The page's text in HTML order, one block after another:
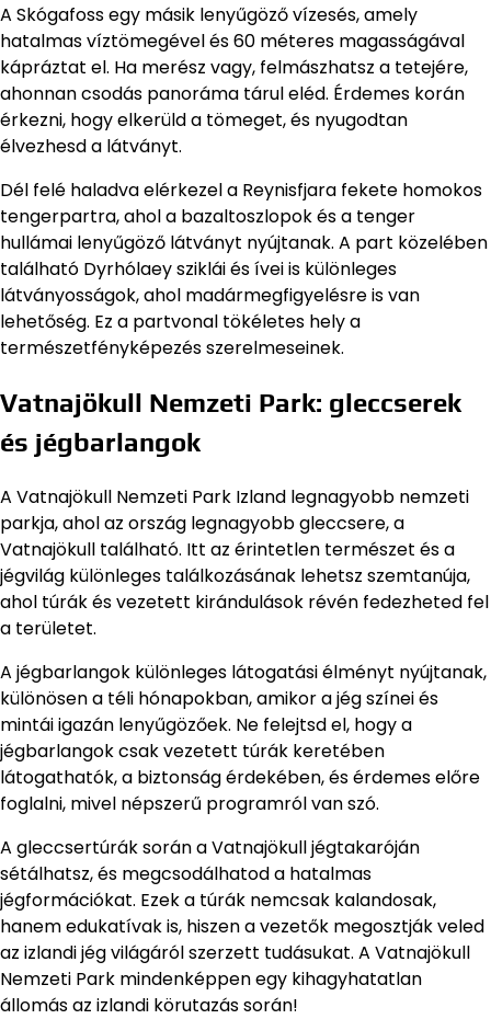
A Skógafoss egy másik lenyűgöző vízesés, amely
hatalmas víztömegével és 60 méteres magasságával
kápráztat el. Ha merész vagy, felmászhatsz a tetejére,
ahonnan csodás panoráma tárul eléd. Érdemes korán
érkezni, hogy elkerüld a tömeget, és nyugodtan
élvezhesd a látványt.
Dél felé haladva elérkezel a Reynisfjara fekete homokos
tengerpartra, ahol a bazaltoszlopok és a tenger
hullámai lenyűgöző látványt nyújtanak. A part közelében
található Dyrhólaey sziklái és ívei is különleges
látványosságok, ahol madármegfigyelésre is van
lehetőség. Ez a partvonal tökéletes hely a
természetfényképezés szerelmeseinek.
Vatnajökull Nemzeti Park: gleccserek
és jégbarlangok
A Vatnajökull Nemzeti Park Izland legnagyobb nemzeti
parkja, ahol az ország legnagyobb gleccsere, a
Vatnajökull található. Itt az érintetlen természet és a
jégvilág különleges találkozásának lehetsz szemtanúja,
ahol túrák és vezetett kirándulások révén fedezheted fel
a területet.
A jégbarlangok különleges látogatási élményt nyújtanak,
különösen a téli hónapokban, amikor a jég színei és
mintái igazán lenyűgözőek. Ne felejtsd el, hogy a
jégbarlangok csak vezetett túrák keretében
látogathatók, a biztonság érdekében, és érdemes előre
foglalni, mivel népszerű programról van szó.
A gleccsertúrák során a Vatnajökull jégtakaróján
sétálhatsz, és megcsodálhatod a hatalmas
jégformációkat. Ezek a túrák nemcsak kalandosak,
hanem edukatívak is, hiszen a vezetők megosztják veled
az izlandi jég világáról szerzett tudásukat. A Vatnajökull
Nemzeti Park mindenképpen egy kihagyhatatlan
állomás az izlandi körutazás során!